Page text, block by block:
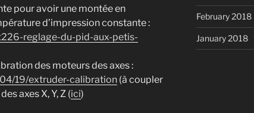
pour avoir une montée en
d’impression constante :
reglage-du-pid-aux-petis-
des moteurs des axes :
19/extruder-calibration (à coupler
axes X, Y, Z (ici)
February 2018
January 2018